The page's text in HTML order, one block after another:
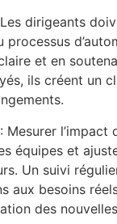
dirigeants
processus
et en
ils créent un
: Mesurer l’impact
équipes et
Un suivi
aux besoins
des